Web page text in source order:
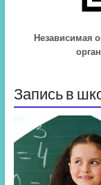
Независимая
Запись в